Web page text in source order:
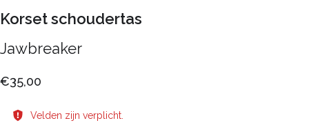
Korset schoudertas
Jawbreaker
€35,00
Velden zijn verplicht.